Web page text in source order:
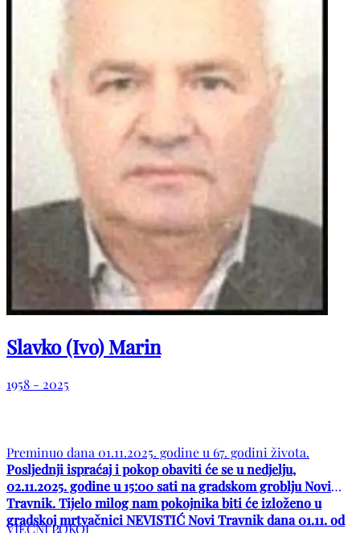
Slavko (Ivo) Marin
1958 - 2025
Preminuo dana 01.11.2025. godine u 67. godini života.
Posljednji ispraćaj i pokop obaviti će se u nedjelju,
02.11.2025. godine u 15:00 sati na gradskom groblju Novi
Travnik. Tijelo milog nam pokojnika biti će izloženo u
gradskoj mrtvačnici NEVISTIĆ Novi Travnik dana 01.11. od
VJEČNI POKOJ